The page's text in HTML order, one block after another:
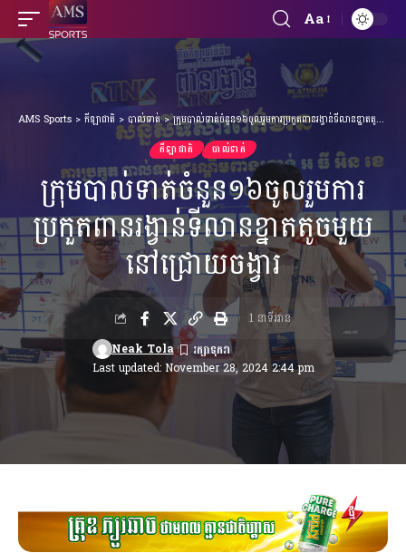
Font
Aa
AMS Sports > កីឡាជាតិ > បាល់ទាត់>ក្រុមបាល់ទាត់ចំនួន១៦ចូលរួមការប្រកួតពានរង្វាន់ទីលានខ្នាតតូចមួយនៅជ្រោយចង្វារ
កីឡាជាតិ បាល់ទាត់
ក្រុមបាល់ទាត់ចំនួន១៦ចូលរួមការ
ប្រកួតពានរង្វាន់ទីលានខ្នាតតូចមួយ
នៅជ្រោយចង្វារ
Last updated: November 28, 2024 2:44 pm
Neak Tola
1 នាទីអាន